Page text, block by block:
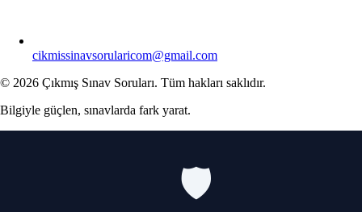
cikmissinavsorularicom@gmail.com
© 2026 Çıkmış Sınav Soruları. Tüm hakları saklıdır.
Bilgiyle güçlen, sınavlarda fark yarat.
🛡️